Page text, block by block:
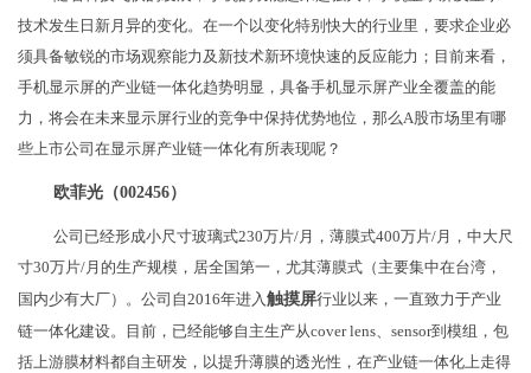
技术发生日新月异的变化。在一个以变化特别快大的行业里，要求企业必
须具备敏锐的市场观察能力及新技术新环境快速的反应能力；目前来看，
手机显示屏的产业链一体化趋势明显，具备手机显示屏产业全覆盖的能
力，将会在未来显示屏行业的竞争中保持优势地位，那么A股市场里有哪
些上市公司在显示屏产业链一体化有所表现呢？
欧菲光（002456）
公司已经形成小尺寸玻璃式230万片/月，薄膜式400万片/月，中大尺
寸30万片/月的生产规模，居全国第一，尤其薄膜式（主要集中在台湾，
国内少有大厂）。公司自2016年进入触摸屏行业以来，一直致力于产业
链一体化建设。目前，已经能够自主生产从cover lens、sensor到模组，包
括上游膜材料都自主研发，以提升薄膜的透光性，在产业链一体化上走得